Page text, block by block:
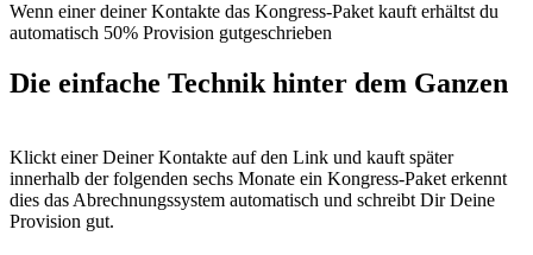
Wenn einer deiner Kontakte das Kongress-Paket kauft erhältst du
automatisch 50% Provision gutgeschrieben
Die einfache Technik hinter dem Ganzen
Klickt einer Deiner Kontakte auf den Link und kauft später
innerhalb der folgenden sechs Monate ein Kongress-Paket erkennt
dies das Abrechnungssystem automatisch und schreibt Dir Deine
Provision gut.